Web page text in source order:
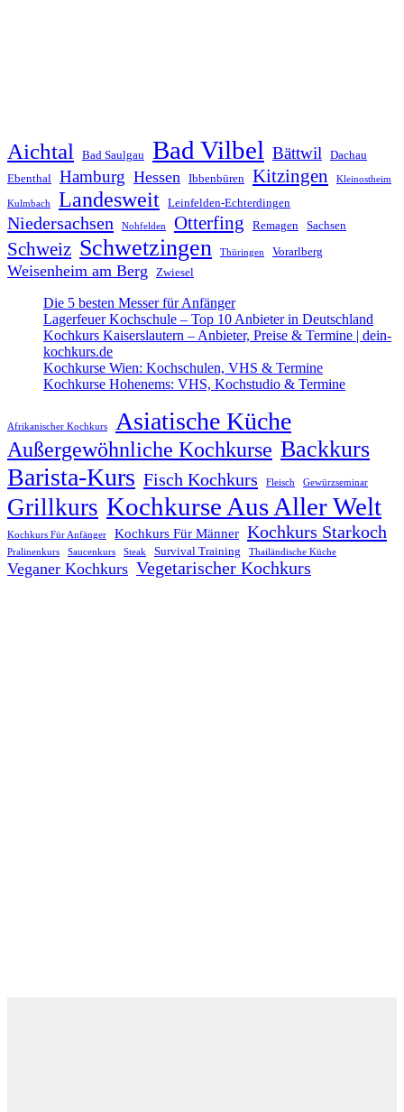
Aichtal Bad Saulgau Bad Vilbel Bättwil
Dachau
Ebenthal
Hamburg Hessen Ibbenbüren Kitzingen Kleinostheim
Kulmbach Landesweit Leinfelden-Echterdingen
Niedersachsen Nohfelden Otterfing Remagen Sachsen
Schweiz Schwetzingen Thüringen Vorarlberg
Weisenheim am Berg Zwiesel
Die 5 besten Messer für Anfänger
Lagerfeuer Kochschule – Top 10 Anbieter in Deutschland
Kochkurs Kaiserslautern – Anbieter, Preise & Termine | dein-
kochkurs.de
Kochkurse Wien: Kochschulen, VHS & Termine
Kochkurse Hohenems: VHS, Kochstudio & Termine
Afrikanischer Kochkurs Asiatische Küche
Außergewöhnliche Kochkurse Backkurs
Barista-Kurs Fisch Kochkurs Fleisch Gewürzseminar
Grillkurs Kochkurse Aus Aller Welt
Kochkurs Für Anfänger Kochkurs Für Männer Kochkurs Starkoch
Pralinenkurs Saucenkurs Steak Survival Training Thailändische Küche
Veganer Kochkurs Vegetarischer Kochkurs